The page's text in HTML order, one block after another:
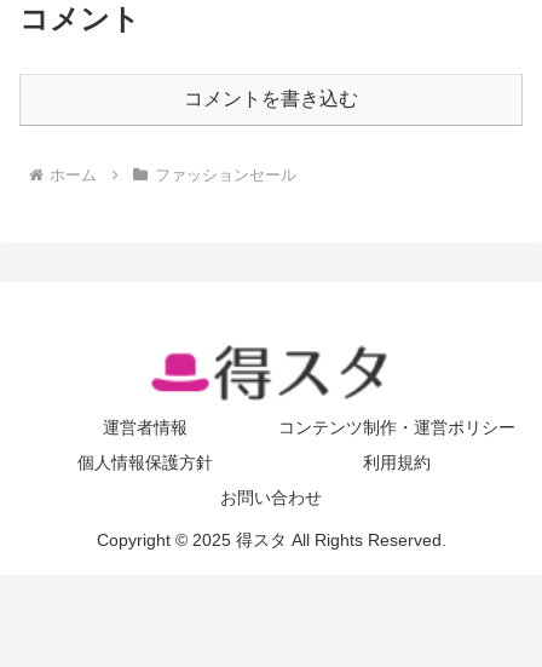
コメント
コメントを書き込む
ホーム ファッションセール
運営者情報
コンテンツ制作・運営ポリシー
個人情報保護方針
利用規約
お問い合わせ
Copyright © 2025 得スタ All Rights Reserved.